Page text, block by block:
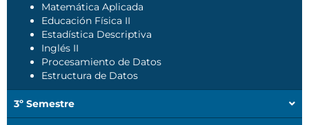
Matemática Aplicada
Educación Física II
Estadística Descriptiva
Inglés II
Procesamiento de Datos
Estructura de Datos
3º Semestre